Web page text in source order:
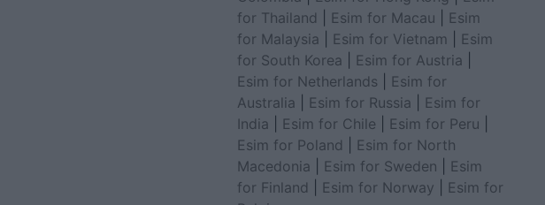
for Thailand
Esim for Macau
Esim
for Malaysia
Esim for Vietnam
Esim
for South Korea
Esim for Austria
Esim for Netherlands
Esim for
Australia
Esim for Russia
Esim for
India
Esim for Chile Esim for Peru
Esim for Poland
Esim for North
Macedonia
Esim for Sweden
Esim
for Finland
Esim for Norway
Esim for